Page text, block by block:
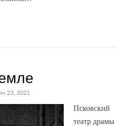
23, 2021
Псковский
театр драмы